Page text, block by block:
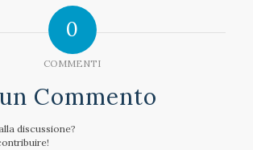
0
COMMENTI
Commento
discussione?